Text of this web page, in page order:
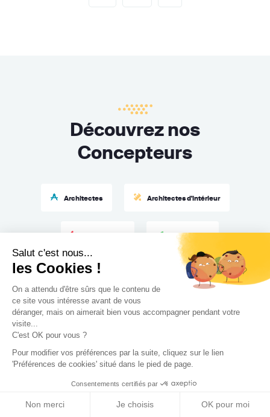
Salut c'est nous...
les Cookies !
On a attendu d'être sûrs que le contenu de
ce site vous intéresse avant de vous
déranger, mais on aimerait bien vous accompagner pendant votre
visite...
C'est OK pour vous ?
Pour modifier vos préférences par la suite, cliquez sur le lien
'Préférences de cookies' situé dans le pied de page.
Consentements certifiés par
Non merci Je choisis OK pour moi
Découvrez nos
Concepteurs
Architectes Architectes d'intérieur
Paysagistes
Faire appel à nos